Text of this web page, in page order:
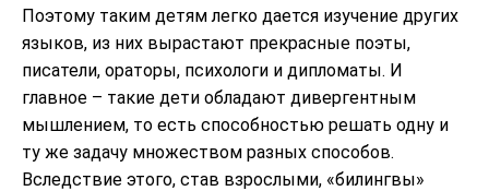
Поэтому таким детям легко дается изучение других
языков, из них вырастают прекрасные поэты,
писатели, ораторы, психологи и дипломаты. И
главное – такие дети обладают дивергентным
мышлением, то есть способностью решать одну и
ту же задачу множеством разных способов.
Вследствие этого, став взрослыми, «билингвы»